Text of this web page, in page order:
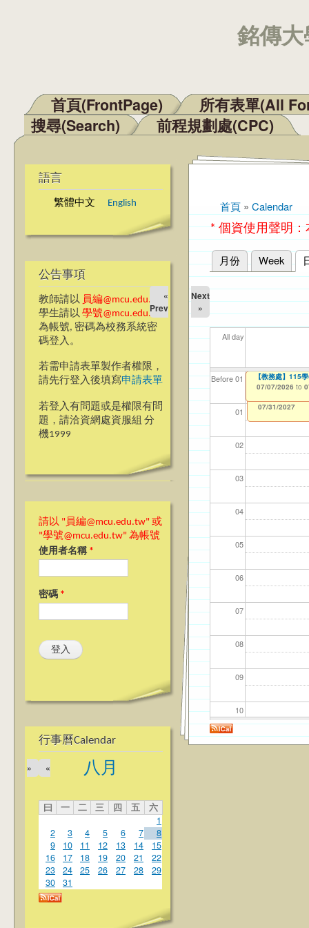
銘傳
主選單
首頁(FrontPage)
所有表單(All
搜尋(Search)
前程規劃處(CPC)
語言
繁體中文 English
公告事項
教師請以 員編@mcu.edu.tw
學生請以 學號@mcu.edu.tw
為帳號, 密碼為校務系統密
碼登入。
若需申請表單製作者權限，
請先行登入後填寫申請表單
若登入有問題或是權限有問
題，請洽資網處資服組 分
機1999
請以 "員編@mcu.edu.tw" 或
"學號@mcu.edu.tw" 為帳號
使用者名稱 *
密碼 *
行事曆Calendar
八月
«
»
曰 一 二 三 四 五
六
1
2
3 4 5 6 7
8
9
10 11 12 13 14
15
16
17 18 19 20 21
22
23
24 25 26 27 28
29
30
31
您在這裡
首頁 » Calendar
* 個資使用聲明
主要索引標籤
月份 Week
«
Prev
Next
»
All day
Before 01
01
02
03
04
05
06
07
08
09
10
11
【資網處】
整合系統～表單
12/31/2027
【財務處】工讀
11/12/2021 to
【財務處】漏打
錄
07/31/2027
114
04/
【學
07/
商品
11/
教務
11/
【教學暨學習資
06/23/2026 to
【教務處】115
07/07/2026 to